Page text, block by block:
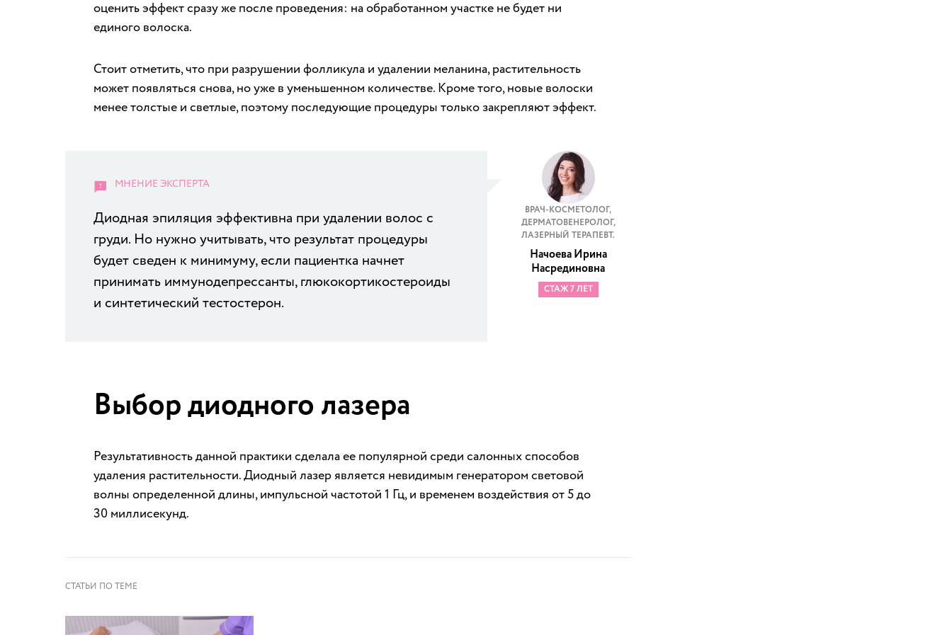
оценить эффект сразу же после проведения: на обработанном участке не будет ни
единого волоска.
Стоит отметить, что при разрушении фолликула и удалении меланина, растительность
может появляться снова, но уже в уменьшенном количестве. Кроме того, новые волоски
менее толстые и светлые, поэтому последующие процедуры только закрепляют эффект.
Диодная эпиляция эффективна при удалении волос с
груди. Но нужно учитывать, что результат процедуры
будет сведен к минимуму, если пациентка начнет
принимать иммунодепрессанты, глюкокортикостероиды
и синтетический тестостерон.
ВРАЧ-КОСМЕТОЛОГ,
ДЕРМАТОВЕНЕРОЛОГ,
ЛАЗЕРНЫЙ ТЕРАПЕВТ.
Начоева Ирина
Насрединовна
СТАЖ 7 ЛЕТ
Выбор диодного лазера
Результативность данной практики сделала ее популярной среди салонных способов
удаления растительности. Диодный лазер является невидимым генератором световой
волны определенной длины, импульсной частотой 1 Гц, и временем воздействия от 5 до
30 миллисекунд.